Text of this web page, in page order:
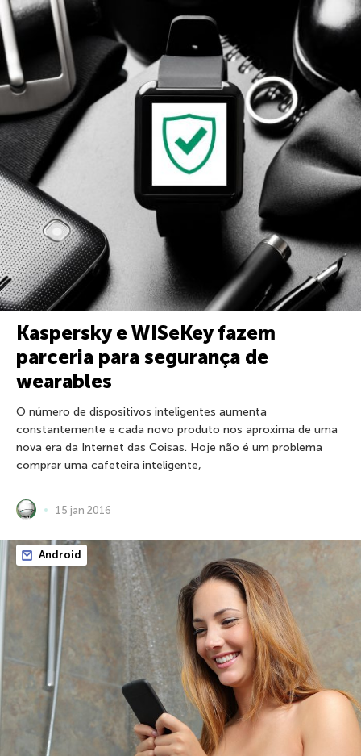
Kaspersky e WISeKey fazem
parceria para segurança de
wearables
O número de dispositivos inteligentes aumenta
constantemente e cada novo produto nos aproxima de uma
nova era da Internet das Coisas. Hoje não é um problema
comprar uma cafeteira inteligente,
15 jan 2016
Android